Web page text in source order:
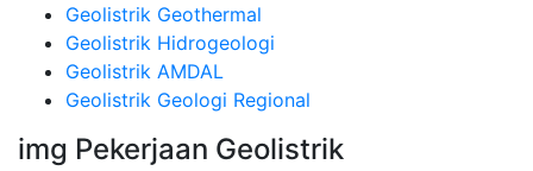
Geolistrik Geothermal
Geolistrik Hidrogeologi
Geolistrik AMDAL
Geolistrik Geologi Regional
img Pekerjaan Geolistrik